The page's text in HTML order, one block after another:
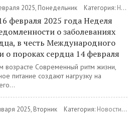
2025, Понедельник Категория: Новости
февраля 2025 года Неделя
о заболеваниях
в честь Международного
о пороках сердца 14 февраля
Современный ритм жизни,
питание создают нагрузку на
2025, Вторник Категория: Новости/